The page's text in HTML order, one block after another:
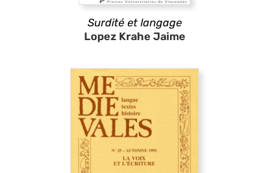
Surdité et langage
Lopez Krahe Jaime